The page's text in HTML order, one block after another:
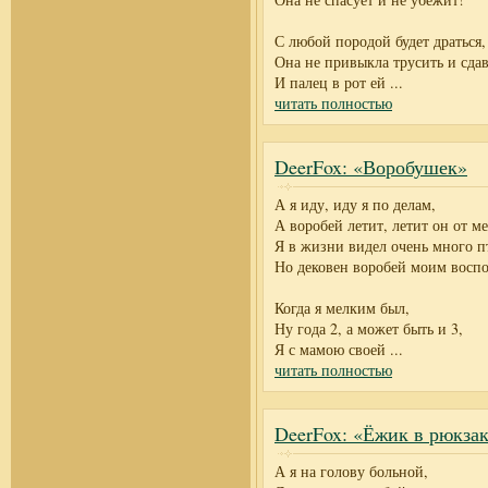
С любой породой будет драться,
Она не привыкла трусить и
И палец в рот ей ...
читать полностью
DeerFox: «Воробушек»
А я иду, иду я по делам,
А воробей летит, летит он от
Я в жизни видел очень много
Но дековен воробей моим
Когда я мелким был,
Ну года 2, а может быть и 3,
Я с мамою своей ...
читать полностью
DeerFox: «Ёжик в
А я на голову больной,